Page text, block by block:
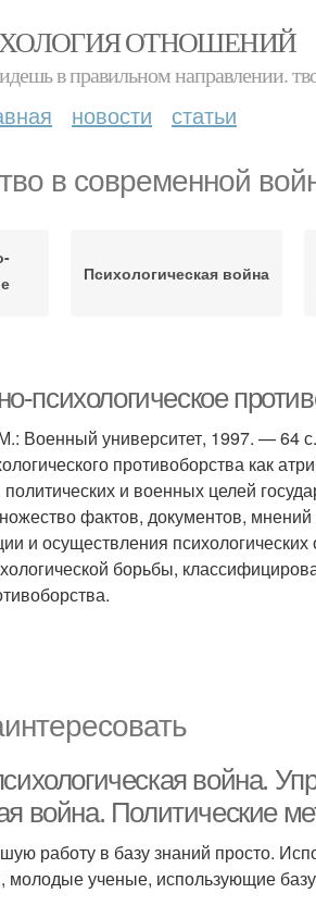
ОТНОШЕНИЙ
в правильном направлении.
новости статьи
в современной
Психологическая война
психологическое
Военный университет, 1997. — 64
противоборства как
и военных целей
фактов, документов,
и осуществления
борьбы,
война.
война. Политические
работу в базу знаний просто.
ученые, использующие